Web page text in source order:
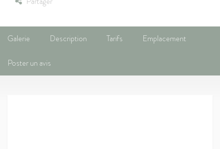
Galerie Description Tarifs Emplacement
Poster un avis